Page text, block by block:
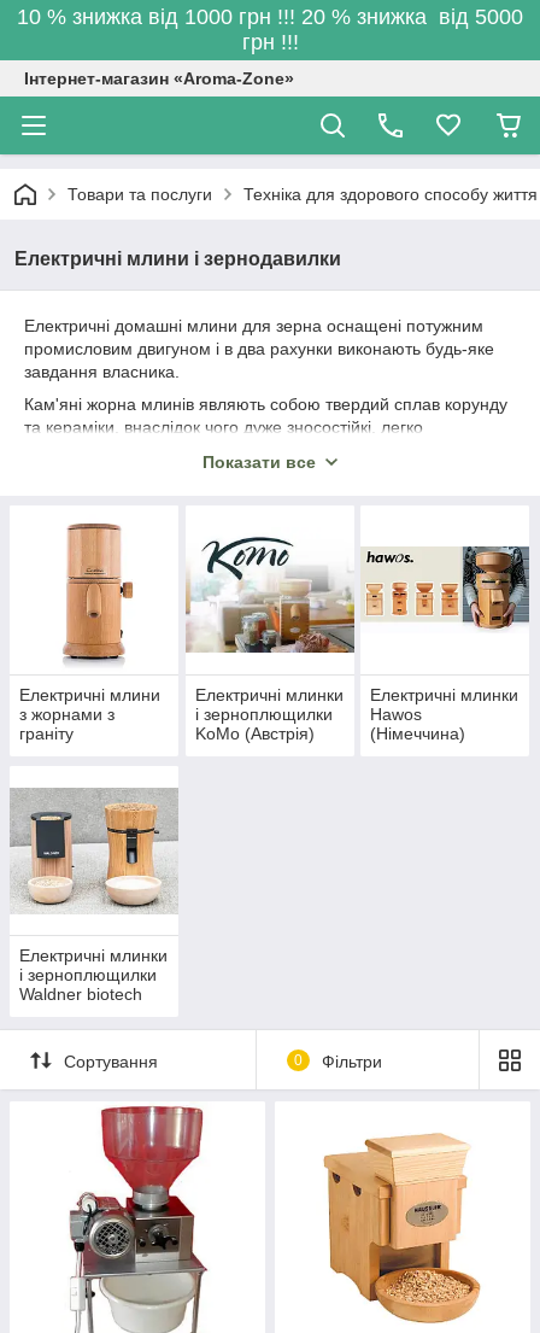
10 % знижка від 1000 грн !!! 20 % знижка від 5000
грн !!!
Інтернет-магазин «Aroma-Zone»
Товари та послуги Техніка для здорового способу життя
Електричні млини і зернодавилки
Електричні домашні млини для зерна оснащені потужним
промисловим двигуном і в два рахунки виконають будь-яке
завдання власника.
Кам'яні жорна млинів являють собою твердий сплав корунду
та кераміки, внаслідок чого дуже зносостійкі, легко
Вашій увазі млини з кам'яні жорна також і з натурального
Показати все
Електричні млини
з жорнами з
граніту
Електричні млинки
і зерноплющилки
KoMo (Австрія)
Електричні млинки
Hawos
(Німеччина)
Електричні млинки
і зерноплющилки
Waldner biotech
Сортування 0 Фільтри